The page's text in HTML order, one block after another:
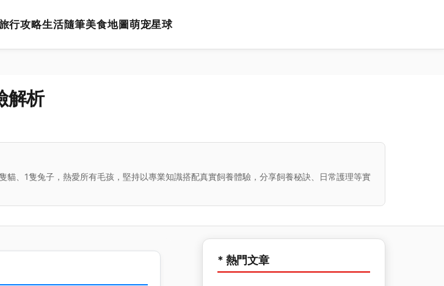
行攻略生活隨筆美食地圖萌宠星球
解析
、1隻兔子，熱愛所有毛孩，堅持以專業知識搭配真實飼養體驗，分享飼養秘訣、日常護理等實
* 熱門文章